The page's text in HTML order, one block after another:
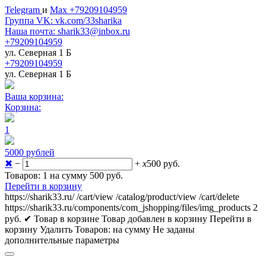
Telegram и Max +79209104959
Группа VK: vk.com/33sharika
Наша почта: sharik33@inbox.ru
+79209104959
ул. Северная 1 Б
+79209104959
ул. Северная 1 Б
Ваша корзина:
Корзина:
1
5000 рублей
✖ − + x500 руб.
Товаров: 1 на сумму 500 руб.
Перейти в корзину
https://sharik33.ru/ /cart/view /catalog/product/view /cart/delete
https://sharik33.ru/components/com_jshopping/files/img_products 2
руб. ✔ Товар в корзине Товар добавлен в корзину Перейти в
корзину Удалить Товаров: на сумму Не заданы
дополнительные параметры